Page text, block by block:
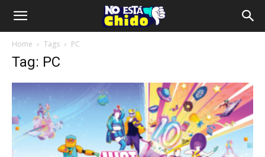
Home Tags PC
Tag: PC